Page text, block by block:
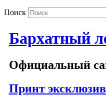
Поиск
Бархатный
Официальный
Принт